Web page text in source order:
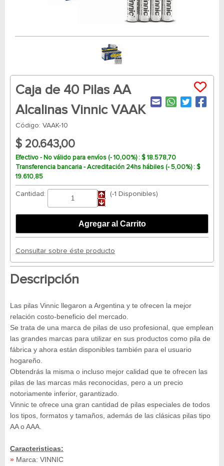
Caja de 40 Pilas AA
Alcalinas Vinnic VAAK
Código: VAAK-10
$ 20.643,00
Efectivo - No válido para envíos (- 10,00%) : $ 18.578,70
Transferencia bancaria - Acreditación 24hs hábiles (- 5,00%) : $
19.610,85
Cantidad: (-1 Disponibles)
Consultar sobre éste producto
Descripción
Las pilas Vinnic llegaron a Argentina y te ofrecen la mejor
relación costo-beneficio del mercado.
Se trata de una marca de pilas de uso profesional, que emplean
las grandes marcas para utilizar en sus productos como pila de
fábrica y ahora están disponibles también para el usuario
hogareño.
Obtendrás la misma o incluso mejor calidad que te ofrecen las
pilas de las marcas más reconocidas, pero a un precio
notoriamente inferior, garantizado.
Vinnic te ofrece una gran cantidad de pilas especiales de todos
los tipos, formatos y tamaños, además de las clásicas pilas tipo
AA o AAA.
Caracteristicas:
» Marca: VINNIC